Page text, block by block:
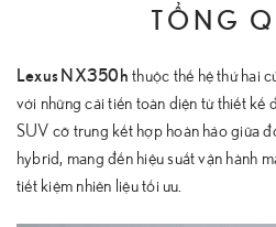
TỔNG
Lexus NX350h thuộc thế hệ thứ hai
với những cải tiến toàn diện từ thiết kế
SUV cỡ trung kết hợp hoàn hảo giữa
hybrid, mang đến hiệu suất vận hành
tiết kiệm nhiên liệu tối ưu.